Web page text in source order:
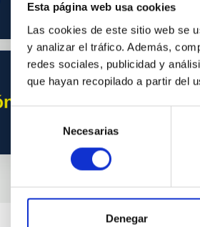
Esta página web usa cookies
Las cookies de este sitio web se
y analizar el tráfico. Además,
redes sociales, publicidad y
que hayan recopilado a partir del
consentimiento
Necesarias
Denegar